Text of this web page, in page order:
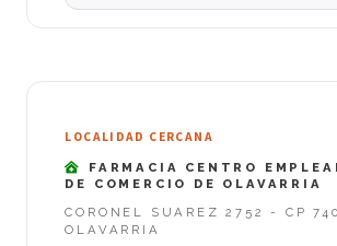
LOCALIDAD CERCANA
FARMACIA CENTRO
DE COMERCIO DE OLAVARRIA
CORONEL SUAREZ 2752 - CP
OLAVARRIA